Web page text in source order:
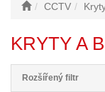
CCTV
KRYTY A
Rozšířený filtr